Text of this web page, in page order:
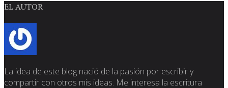
EL AUTOR
La idea de este blog nació de la pasión por escribir y
compartir con otros mis ideas. Me interesa la escritura